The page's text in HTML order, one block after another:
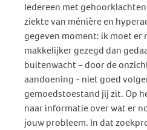
Iedereen met
ziekte van ménière en
gegeven moment: ik moet er
makkelijker gezegd dan
buitenwacht – door de
aandoening - niet goed
gemoedstoestand jij zit. Op
naar informatie over wat er
jouw probleem. In dat